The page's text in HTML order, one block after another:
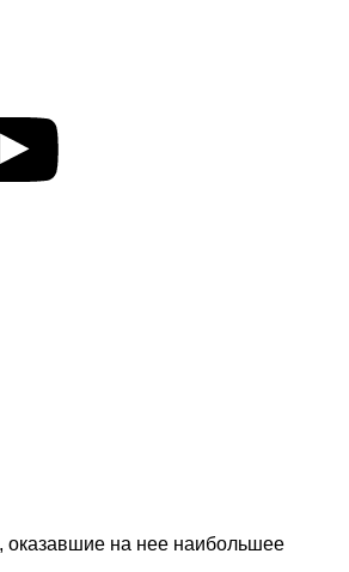
оказавшие на нее наибольшее